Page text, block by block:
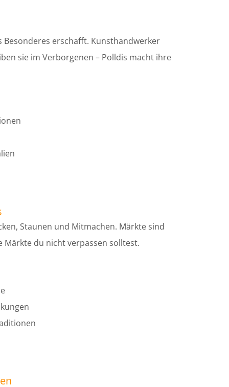
erschafft. Kunsthandwerker
sie im Verborgenen – Polldis macht ihre
Staunen und Mitmachen. Märkte sind
Märkte du nicht verpassen solltest.